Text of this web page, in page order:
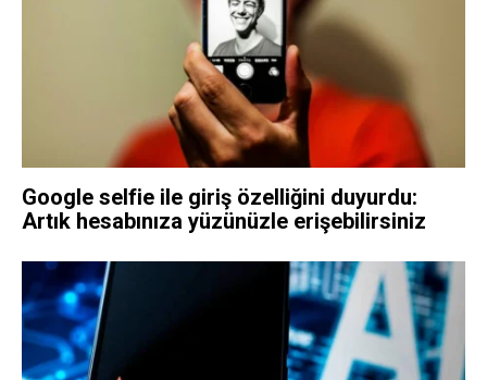
Google selfie ile giriş özelliğini duyurdu:
Artık hesabınıza yüzünüzle erişebilirsiniz